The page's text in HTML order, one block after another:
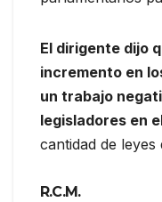
El dirigente dijo
incremento en
un trabajo
legisladores en
cantidad de
R.C.M.